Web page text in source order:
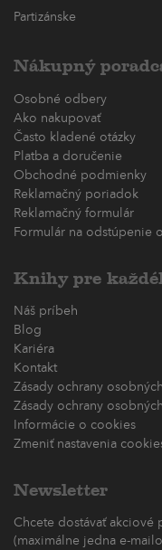
Partizánske
Nákupný
Osobné odbery
Ako nakupovať
Často kladené otázky
Platba a doručenie
Obchodné podmienky
Reklamačný poriadok
Reklamačný formulár
Formulár na odstúpenie
Knihy pre
Náš príbeh
Blog
Kariéra
Kontakt
Zásady ochrany
Zásady ochrany
Informácie o cookies
Zmeniť nastavenia
Newsletter
Chcete dostávať akciové
(maximálne jedna e-